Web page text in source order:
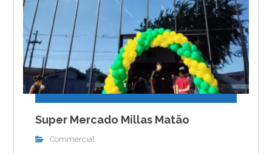
Super Mercado Millas Matão
Commercial